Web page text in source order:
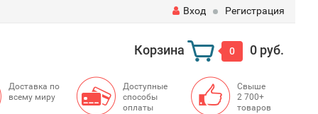
Вход Регистрация
Корзина 0 0 руб.
Доставка по
всему миру
Доступные
способы
оплаты
Свыше
2 700+
товаров